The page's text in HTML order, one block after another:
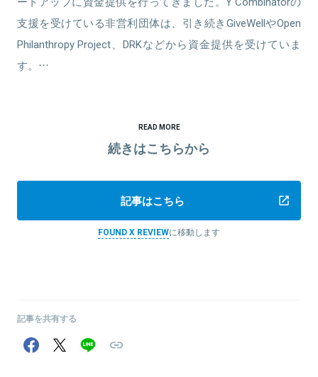
支援を受けている非営利団体は、引き続きGiveWellやOpen
Philanthropy Project、DRKなどから資金提供を受けていま
す。…
READ MORE
続きはこちらから
記事はこちら
FOUND X REVIEWに移動します
記事を共有する